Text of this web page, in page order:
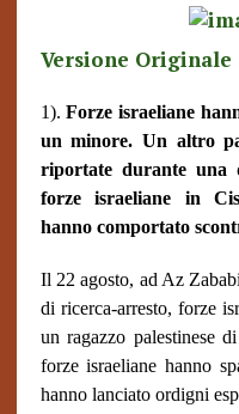
Versione Originale
1).Forze israeliane
un minore. Un altro
riportate durante una
forze israeliane in
hanno comportato
Il 22 agosto, ad Az
di ricerca-arresto, forze
un ragazzo palestinese
forze israeliane hanno
hanno lanciato ordigni